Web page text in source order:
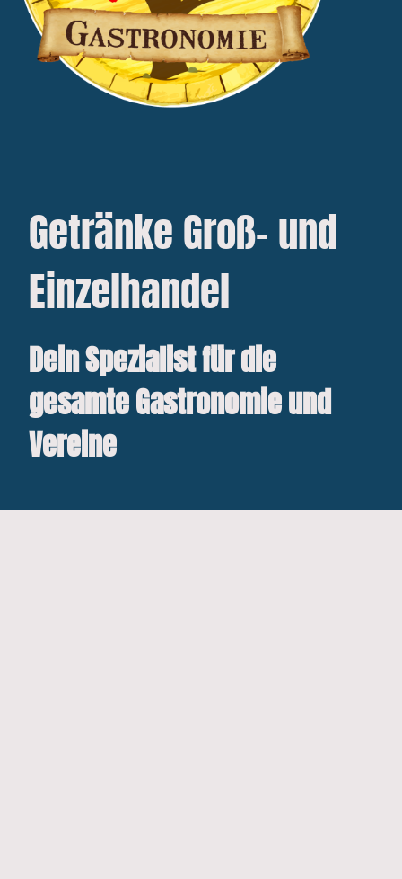
Getränke Groß- und
Einzelhandel
Dein Spezialist für die
gesamte Gastronomie und
Vereine